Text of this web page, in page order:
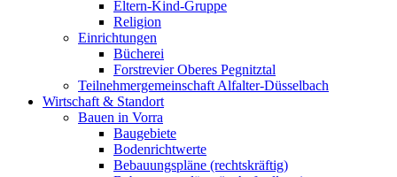
Eltern-Kind-Gruppe
Religion
Einrichtungen
Bücherei
Forstrevier Oberes Pegnitztal
Teilnehmergemeinschaft Alfalter-Düsselbach
Wirtschaft & Standort
Bauen in Vorra
Baugebiete
Bodenrichtwerte
Bebauungspläne (rechtskräftig)